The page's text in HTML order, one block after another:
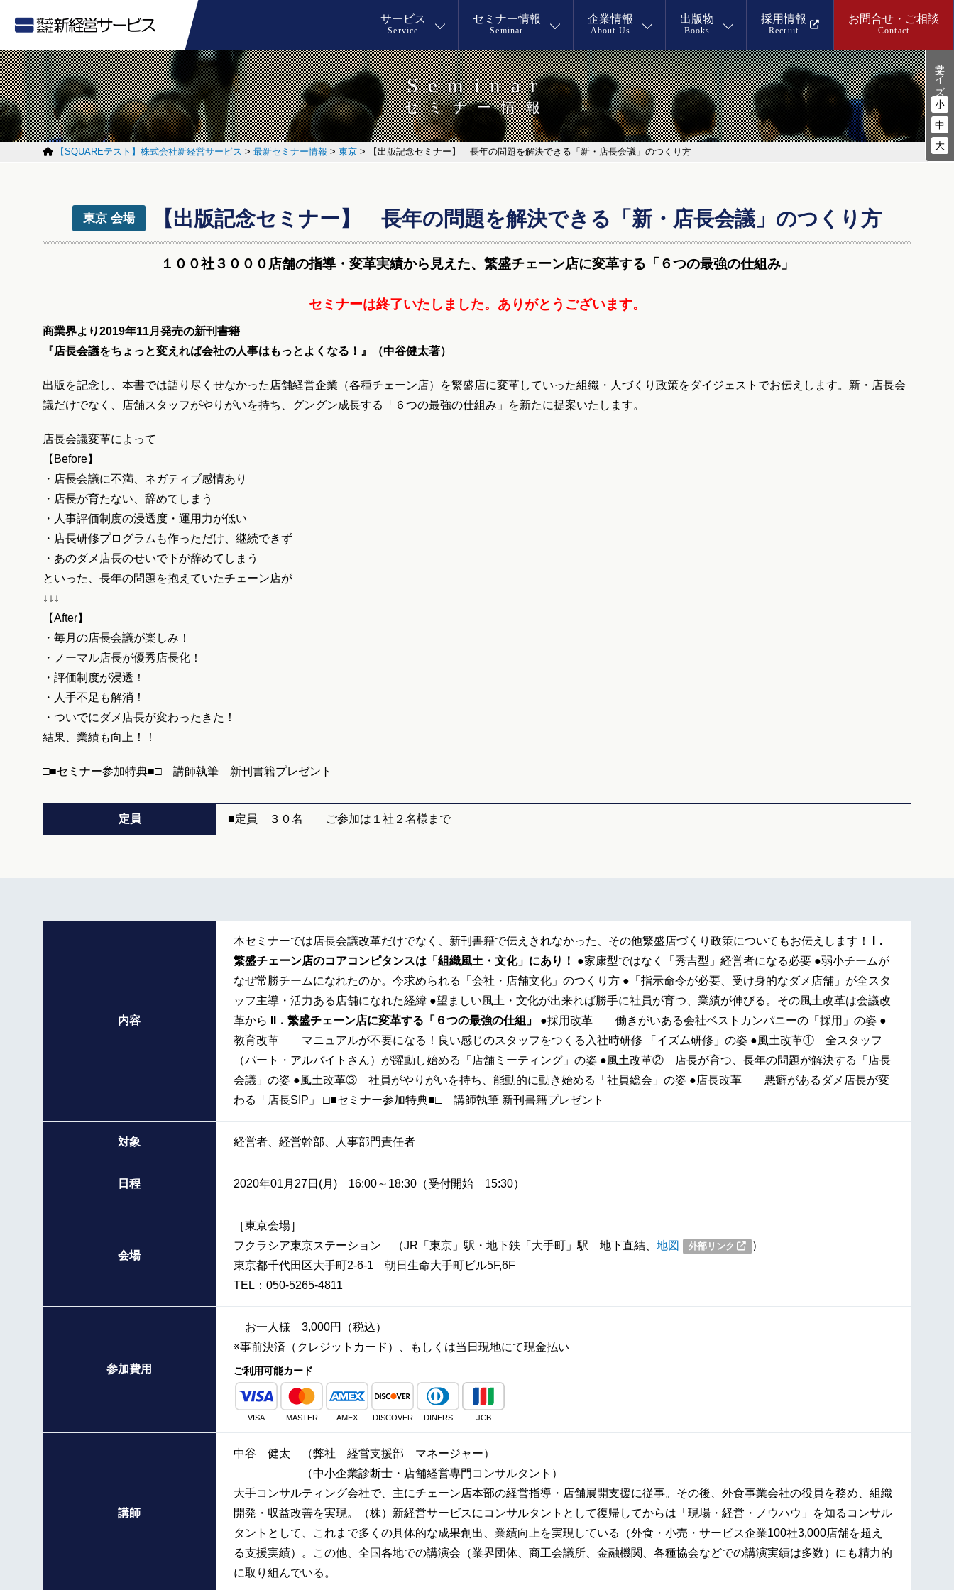
サービス
Service
セミナー情報
Seminar
企業情報
About Us
出版物
Books
採用情報
Recruit
お問合せ・ご相談
Contact
Seminar
セミナー情報
【SQUAREテスト】株式会社新経営サービス > 最新セミナー情報 > 東京 > 【出版記念セミナー】 長年の問題を解決できる「新・店長会議」のつくり方
東京 会場 【出版記念セミナー】 長年の問題を解決できる「新・店長会議」のつくり方
１００社３０００店舗の指導・変革実績から見えた、繁盛チェーン店に変革する「６つの最強の仕組み」
セミナーは終了いたしました。 ありがとうございます。
商業界より2019年11月発売の新刊書籍
『店長会議をちょっと変えれば会社の人事はもっとよくなる！』（中谷健太著）
出版を記念し、本書では語り尽くせなかった店舗経営企業（各種チェーン店）を繁盛店に変革していった組織・人づくり政策をダイジェストでお伝えします。新・店長会
議だけでなく、店舗スタッフがやりがいを持ち、グングン成長する「６つの最強の仕組み」を新たに提案いたします。
店長会議変革によって
【Before】
・店長会議に不満、ネガティブ感情あり
・店長が育たない、辞めてしまう
・人事評価制度の浸透度・運用力が低い
・店長研修プログラムも作っただけ、継続できず
・あのダメ店長のせいで下が辞めてしまう
といった、長年の問題を抱えていたチェーン店が
↓↓↓
【After】
・毎月の店長会議が楽しみ！
・ノーマル店長が優秀店長化！
・評価制度が浸透！
・人手不足も解消！
・ついでにダメ店長が変わったきた！
結果、業績も向上！！
□■セミナー参加特典■□ 講師執筆 新刊書籍プレゼント
定員 ■定員 ３０名 ご参加は１社２名様まで
内容
本セミナーでは店長会議改革だけでなく、新刊書籍で伝えきれなかった、その他繁盛店づくり政策についてもお伝えします！
Ⅰ．
繁盛チェーン店のコアコンピタンスは「組織風土・文化」にあり！
●家康型ではなく「秀吉型」経営者になる必要 ●弱小チームが
なぜ常勝チームになれたのか。今求められる「会社・店舗文化」のつくり方 ●「指示命令が必要、受け身的なダメ店舗」が全スタ
ッフ主導・活力ある店舗になれた経緯 ●望ましい風土・文化が出来れば勝手に社員が育つ、業績が伸びる。その風土改革は会議改
革から
Ⅱ．繁盛チェーン店に変革する「６つの最強の仕組」
●採用改革 働きがいある会社ベストカンパニーの「採用」の姿 ●
教育改革 マニュアルが不要になる！良い感じのスタッフをつくる入社時研修 「イズム研修」の姿 ●風土改革① 全スタッフ
（パート・アルバイトさん）が躍動し始める「店舗ミーティング」の姿 ●風土改革② 店長が育つ、長年の問題が解決する「店長
会議」の姿 ●風土改革③ 社員がやりがいを持ち、能動的に動き始める「社員総会」の姿 ●店長改革 悪癖があるダメ店長が変
わる「店長SIP」 □■セミナー参加特典■□ 講師執筆 新刊書籍プレゼント
対象 経営者、経営幹部、人事部門責任者
日程 2020年01月27日(月) 16:00～18:30（受付開始 15:30）
会場
［東京会場］
フクラシア東京ステーション （JR「東京」駅・地下鉄「大手町」駅 地下直結、 地図
）
東京都千代田区大手町2-6-1 朝日生命大手町ビル5F,6F
TEL：050-5265-4811
参加費用
お一人様 3,000円（税込）
※事前決済（クレジットカード）、もしくは当日現地にて現金払い
ご利用可能カード
VISA MASTER AMEX DISCOVER DINERS JCB
講師
中谷 健太 （弊社 経営支援部 マネージャー）
（中小企業診断士・店舗経営専門コンサルタント）
大手コンサルティング会社で、主にチェーン店本部の経営指導・店舗展開支援に従事。その後、外食事業会社の役員を務め、組織
開発・収益改善を実現。（株）新経営サービスにコンサルタントとして復帰してからは「現場・経営・ノウハウ」を知るコンサル
タントとして、これまで多くの具体的な成果創出、業績向上を実現している（外食・小売・サービス企業100社3,000店舗を超え
る支援実績）。この他、全国各地での講演会（業界団体、商工会議所、金融機関、各種協会などでの講演実績は多数）にも精力的
に取り組んでいる。
文字サイズ
小
中
大